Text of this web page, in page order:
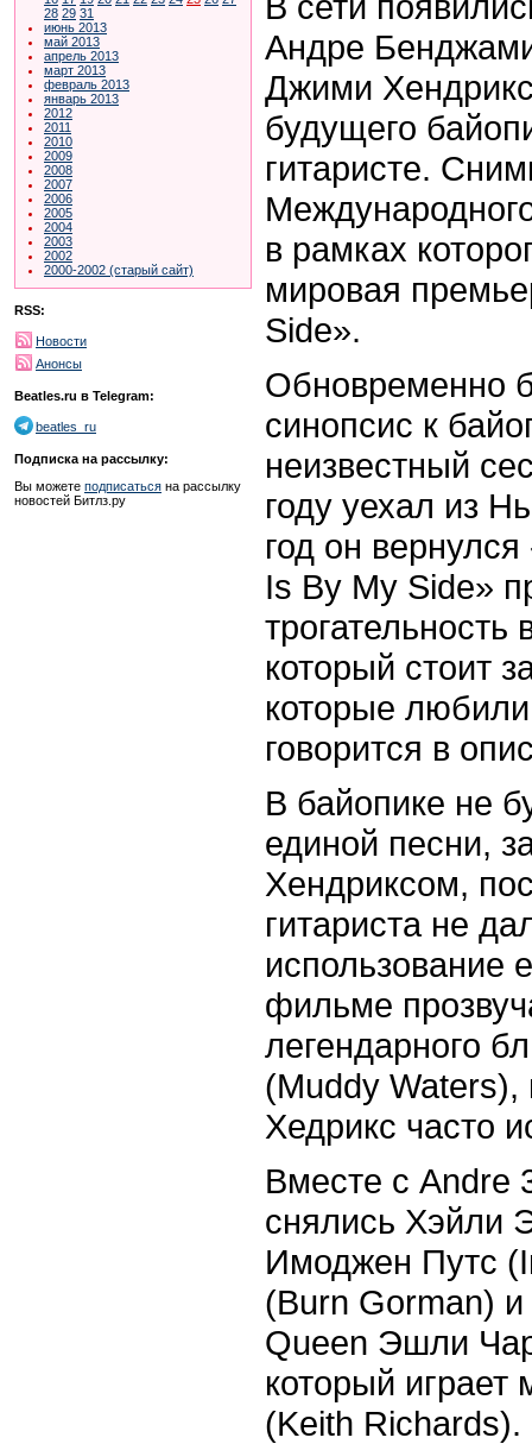
28 29 31
июнь 2013
май 2013
апрель 2013
март 2013
февраль 2013
январь 2013
2012
2011
2010
2009
2008
2007
2006
2005
2004
2003
2002
2000-2002 (старый сайт)
RSS:
Новости
Анонсы
Beatles.ru в Telegram:
beatles_ru
Подписка на рассылку:
Вы можете подписаться на рассылку
новостей Битлз.ру
Андре
Джими
будущего
гитаристе.
в рамках
мировая
Side».
Обновременно
синопсис к
неизвестный
году уехал из
год он
Is By My Side»
который стоит
которые
говорится в
В байопике не
единой песни,
Хендриксом,
гитариста не
использование
фильме
легендарного
(Muddy Waters),
Хедрикс часто
Вместе с Andre
снялись Хэйли
Имоджен Путс
(Burn Gorman)
Queen Эшли
который играет
(Keith Richards).